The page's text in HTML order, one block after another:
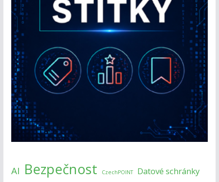
AI Bezpečnost CzechPOINT Datové schránky